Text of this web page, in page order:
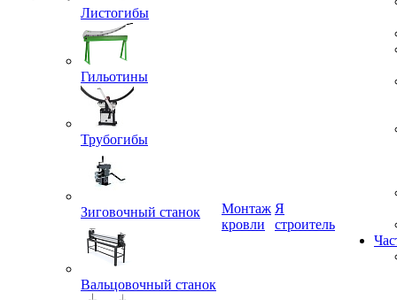
Листогибы
Гильотины
Трубогибы
Зиговочный станок
Вальцовочный станок
кровли
строитель